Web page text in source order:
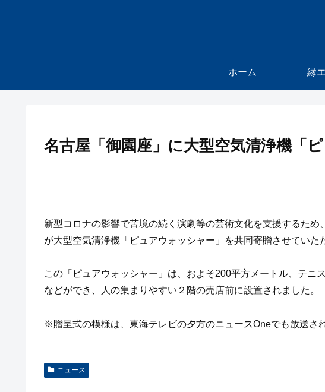
ホーム 縁
名古屋「御園座」に大型空気清浄機「
新型コロナの影響で苦境の続く演劇等の芸術文化を支援するた
が大型空気清浄機「ピュアウォッシャー」を共同寄贈させていた
この「ピュアウォッシャー」は、およそ200平方メートル、テニ
などができ、人の集まりやすい２階の売店前に設置されました。
※贈呈式の模様は、東海テレビの夕方のニュースOneでも放送さ
ニュース